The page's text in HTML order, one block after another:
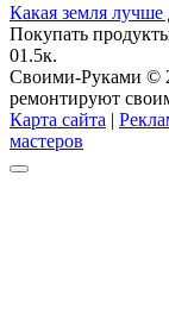
Какая земля лучше
Покупать
01.5к.
Своими-Руками ©
ремонтируют
Карта сайта |
мастеров